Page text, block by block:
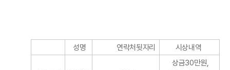
성명 연락처뒷자리 시상내역
상금30만원,